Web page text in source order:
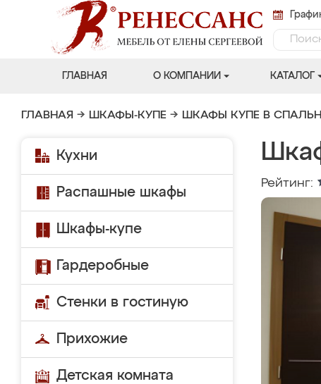
ГЛАВНАЯ О КОМПАНИИ КАТАЛОГ
ГЛАВНАЯ → ШКАФЫ-КУПЕ → ШКАФЫ КУПЕ В
Кухни
Распашные шкафы
Шкафы-купе
Гардеробные
Стенки в гостиную
Прихожие
Детская комната
Рейтинг: